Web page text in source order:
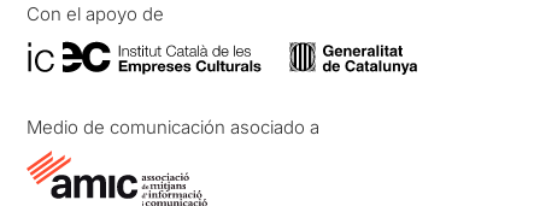
Con el apoyo de
Medio de comunicación asociado a